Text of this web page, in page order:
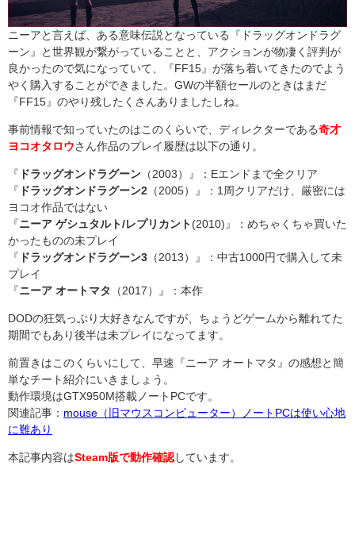
ニーアと言えば、ある意味伝説となっている『ドラッグオンドラグ
ーン』と世界観が繋がっていることと、アクションが物凄く評判が
良かったので気になっていて、『FF15』が落ち着いてきたのでよう
やく購入することができました。GWの半額セールのときはまだ
『FF15』のやり残したくさんありましたしね。
事前情報で知っていたのはこのくらいで、ディレクターである奇才
ヨコオタロウさん作品のプレイ履歴は以下の通り。
『 ドラッグオンドラグーン （2003）』：Eエンドまで全クリア
『 ドラッグオンドラグーン2 （2005）』：1周クリアだけ、厳密には
ヨコオ作品ではない
『 ニーア ゲシュタルト/レプリカント (2010)』：めちゃくちゃ買いた
かったものの未プレイ
『 ドラッグオンドラグーン3 （2013）』：中古1000円で購入して未
プレイ
『 ニーア オートマタ （2017）』：本作
DODの狂気っぷり大好きなんですが、ちょうどゲームから離れてた
期間でもあり後半は未プレイになってます。
前置きはこのくらいにして、早速『ニーア オートマタ』の感想と簡
単なチート紹介にいきましょう。
動作環境はGTX950M搭載ノートPCです。
関連記事： mouse（旧マウスコンピューター）ノートPCは使い心地
に難あり
本記事内容はSteam版で動作確認 しています。